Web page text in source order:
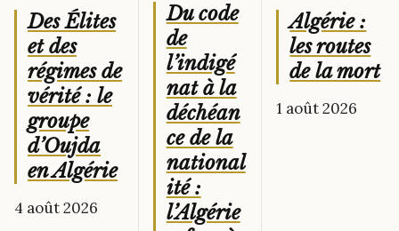
Des Élites
et des
régimes de
vérité : le
groupe
d’Oujda
en Algérie
4 août 2026
Du code
de
l’indigé
nat à la
déchéan
ce de la
national
ité :
l’Algérie
Algérie :
les routes
de la mort
1 août 2026